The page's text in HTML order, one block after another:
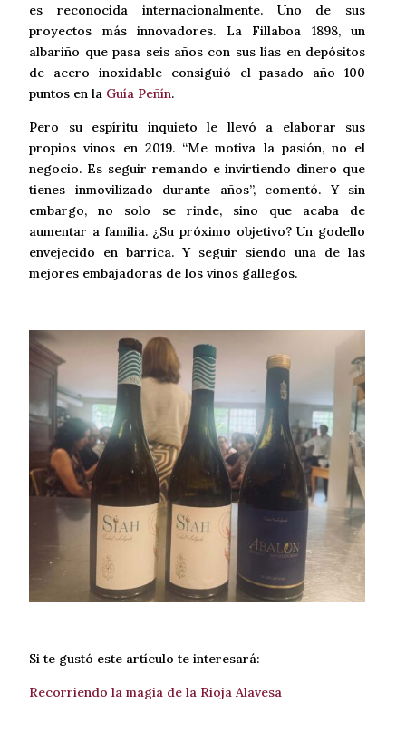
es reconocida internacionalmente. Uno de sus
proyectos más innovadores. La Fillaboa 1898, un
albariño que pasa seis años con sus lías en depósitos
de acero inoxidable consiguió el pasado año 100
puntos en la Guía Peñín.
Pero su espíritu inquieto le llevó a elaborar sus
propios vinos en 2019. “Me motiva la pasión, no el
negocio. Es seguir remando e invirtiendo dinero que
tienes inmovilizado durante años”, comentó. Y sin
embargo, no solo se rinde, sino que acaba de
aumentar a familia. ¿Su próximo objetivo? Un godello
envejecido en barrica. Y seguir siendo una de las
mejores embajadoras de los vinos gallegos.
Si te gustó este artículo te interesará:
Recorriendo la magia de la Rioja Alavesa